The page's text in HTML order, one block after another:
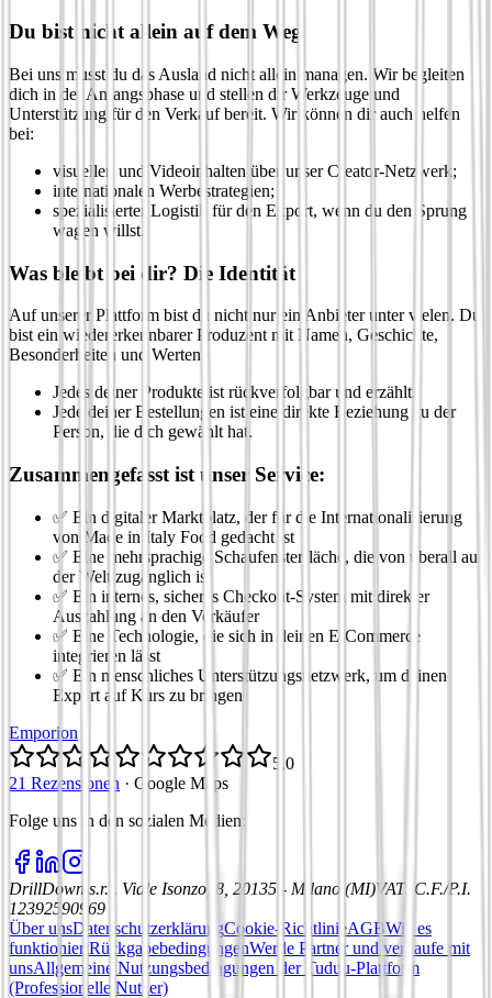
Du bist nicht allein auf dem Weg
Bei uns musst du das Ausland nicht allein managen. Wir begleiten
dich in der Anfangsphase und stellen dir Werkzeuge und
Unterstützung für den Verkauf bereit. Wir können dir auch helfen
bei:
visuellen und Videoinhalten über unser Creator-Netzwerk;
internationalen Werbestrategien;
spezialisierter Logistik für den Export, wenn du den Sprung
wagen willst.
Was bleibt bei dir? Die Identität
Auf unserer Plattform bist du nicht nur ein Anbieter unter vielen. Du
bist ein wiedererkennbarer Produzent mit Namen, Geschichte,
Besonderheiten und Werten.
Jedes deiner Produkte ist rückverfolgbar und erzählt.
Jede deiner Bestellungen ist eine direkte Beziehung zu der
Person, die dich gewählt hat.
Zusammengefasst ist unser Service:
✅ Ein digitaler Marktplatz, der für die Internationalisierung
von Made in Italy Food gedacht ist
✅ Eine mehrsprachige Schaufensterfläche, die von überall auf
der Welt zugänglich ist
✅ Ein internes, sicheres Checkout-System mit direkter
Auszahlung an den Verkäufer
✅ Eine Technologie, die sich in deinen E-Commerce
integrieren lässt
✅ Ein menschliches Unterstützungsnetzwerk, um deinen
Export auf Kurs zu bringen
Emporion
5,0
21 Rezensionen · Google Maps
Folge uns in den sozialen Medien:
DrillDown s.r.l. Viale Isonzo, 8, 20135 - Milano (MI)VAT: C.F./P.I.
12392590969
Über unsDatenschutzerklärungCookie-RichtlinieAGBWie es
funktioniertRückgabebedingungenWerde Partner und verkaufe mit
unsAllgemeine Nutzungsbedingungen der Tuduu-Plattform
(Professionelle Nutzer)